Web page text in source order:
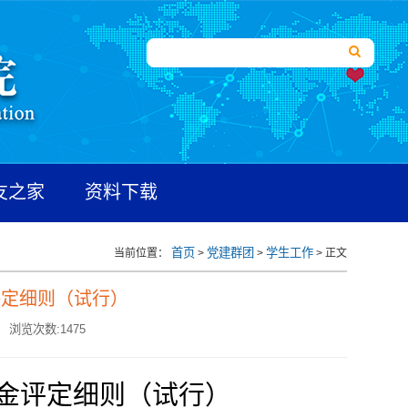
之家 资料下载
当前位置： 首页 > 党建群团 > 学生工作 > 正文
细则（试行）
浏览次数:1475
评定细则（试行）